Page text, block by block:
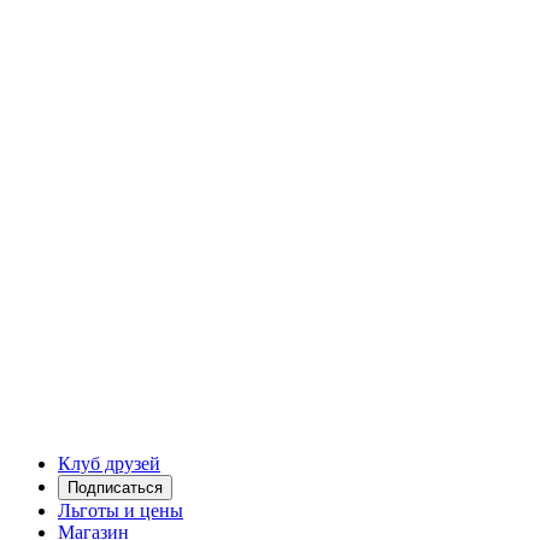
Клуб друзей
Подписаться
Льготы и цены
Магазин